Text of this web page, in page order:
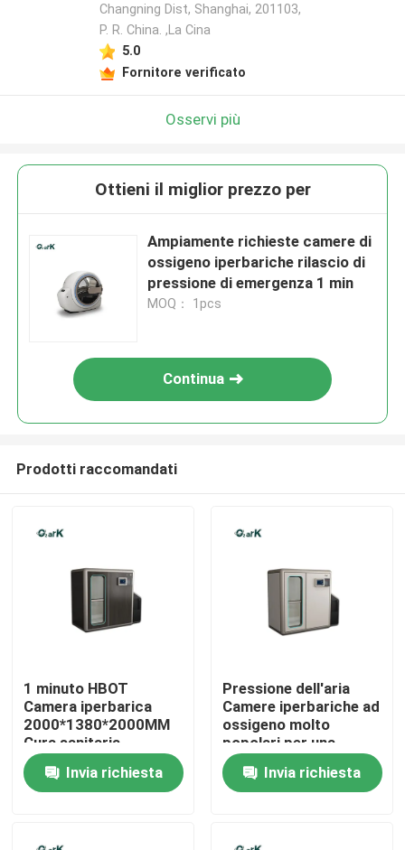
Casa
Prodotti
video
Changning Dist, Shanghai, 201103,
P. R. China. ,La Cina
5.0
Fornitore verificato
Osservi più
Ottieni il miglior prezzo per
Ampiamente richieste camere di
ossigeno iperbariche rilascio di
pressione di emergenza 1 min
MOQ： 1pcs
Continua
Prodotti raccomandati
1 minuto HBOT
Camera iperbarica
2000*1380*2000MM
Cura sanitaria
Invia richiesta
Pressione dell'aria
Camere iperbariche ad
ossigeno molto
popolari per una
terapia avanzata
Invia richiesta